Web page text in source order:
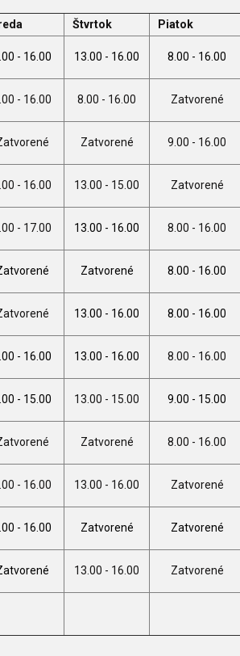
Štvrtok
Piatok
- 16.00 13.00 - 16.00 8.00 - 16.00
- 16.00 8.00 - 16.00 Zatvorené
Zatvorené 9.00 - 16.00
- 16.00 13.00 - 15.00 Zatvorené
- 17.00 13.00 - 16.00 8.00 - 16.00
Zatvorené 8.00 - 16.00
13.00 - 16.00 8.00 - 16.00
- 16.00 13.00 - 16.00 8.00 - 16.00
- 15.00 13.00 - 15.00 9.00 - 15.00
Zatvorené 8.00 - 16.00
- 16.00 13.00 - 16.00 Zatvorené
- 16.00 Zatvorené Zatvorené
13.00 - 16.00 Zatvorené